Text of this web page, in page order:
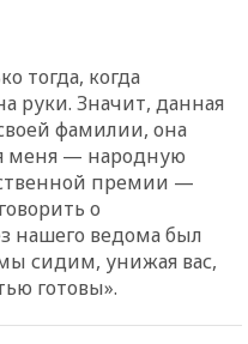
тогда, когда
руки. Значит, данная
фамилии, она
меня — народную
премии —
о
нашего ведома был
сидим, унижая вас,
готовы».